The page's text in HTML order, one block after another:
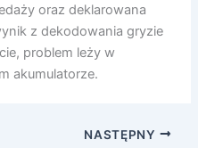
oraz deklarowana
z dekodowania gryzie
problem leży w
akumulatorze.
NASTĘPNY